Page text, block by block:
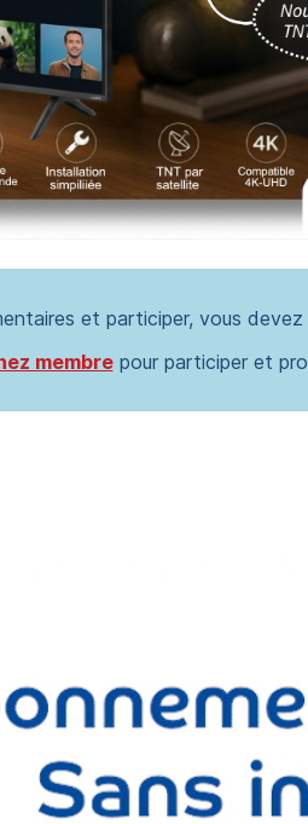
et participer, vous
membrepour participer et